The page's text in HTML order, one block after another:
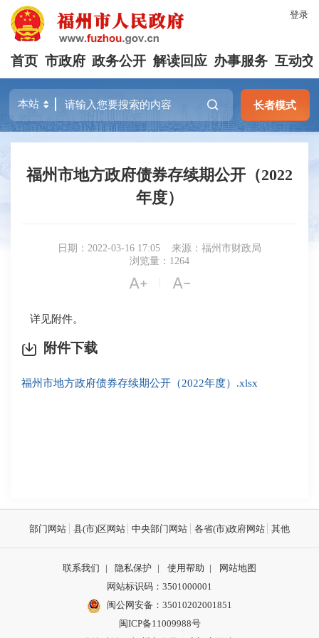
登录
首页 市政府 政务公开 解读回应 办事服务 互动交
长者模式
福州市地方政府债券存续期公开（2022
年度）
日期：2022-03-16 17:05
来源：福州市财政局
浏览量：1264
 | 
详见附件。
附件下载
福州市地方政府债券存续期公开（2022年度）.xlsx
部门网站 县(市)区网站 中央部门网站 各省(市)政府网站 其他
联系我们 | 隐私保护 | 使用帮助 |
网站地图
网站标识码：3501000001
闽公网安备： 35010202001851
闽ICP备11009988号